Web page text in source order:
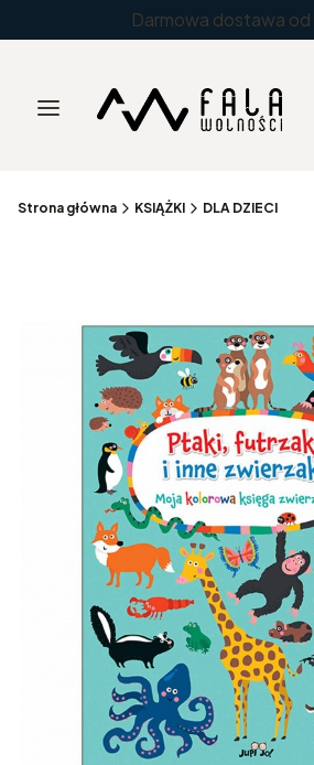
Darmowa dostawa od
Menu
Strona główna KSIĄŻKI DLA DZIECI